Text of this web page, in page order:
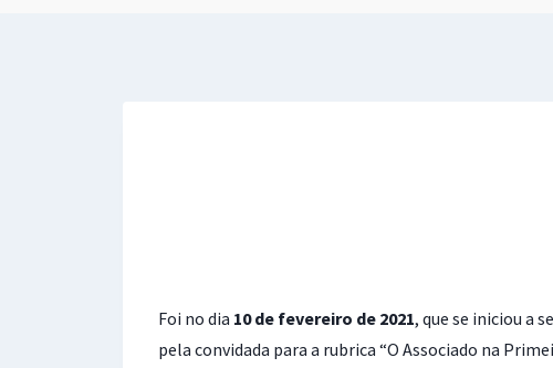
Foi no dia 10 de fevereiro de 2021, que se iniciou a
pela convidada para a rubrica “O Associado na